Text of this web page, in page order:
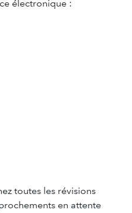
électronique :
toutes les révisions
en attente